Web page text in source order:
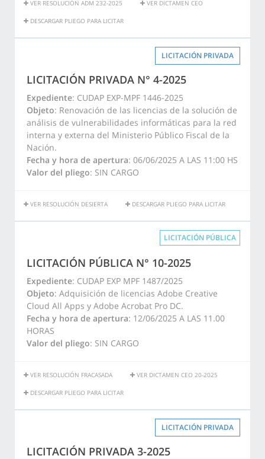
VER RESOLUCIÓN ADM 232-2025 VER DICTAMEN CEO
DESCARGAR PLIEGO PARA LICITAR
LICITACIÓN PRIVADA
LICITACIÓN PRIVADA N° 4-2025
Expediente: CUDAP EXP-MPF 1446-2025
Objeto: Renovación de las licencias de la solución de
análisis de vulnerabilidades informáticas para la red
interna y externa del Ministerio Público Fiscal de la
Nación.
Fecha y hora de apertura: 06/06/2025 A LAS 11:00 HS
Valor del pliego: SIN CARGO
VER RESOLUCIÓN DESIERTA DESCARGAR PLIEGO PARA LICITAR
LICITACIÓN PÚBLICA
LICITACIÓN PÚBLICA N° 10-2025
Expediente: CUDAP EXP MPF 1487/2025
Objeto: Adquisición de licencias Adobe Creative
Cloud All Apps y Adobe Acrobat Pro DC.
Fecha y hora de apertura: 12/06/2025 A LAS 11.00
HORAS
Valor del pliego: SIN CARGO
VER RESOLUCIÓN FRACASADA VER DICTAMEN CEO 20-2025
DESCARGAR PLIEGO PARA LICITAR
LICITACIÓN PRIVADA
LICITACIÓN PRIVADA 3-2025